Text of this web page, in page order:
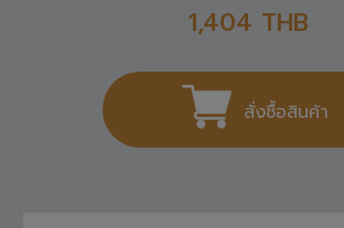
1,404 THB
สั่งซื้อสินค้า